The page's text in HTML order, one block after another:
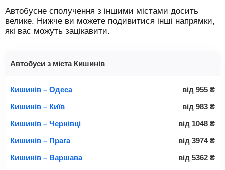
Автобусне сполучення з іншими містами досить
велике. Нижче ви можете подивитися інші напрямки,
які вас можуть зацікавити.
Автобуси з міста Кишинів
Кишинів – Одеса від 955 ₴
Кишинів – Київ
від 983 ₴
Кишинів – Чернівці
від 1048 ₴
Кишинів – Прага
від 3974 ₴
Кишинів – Варшава
від 5362 ₴